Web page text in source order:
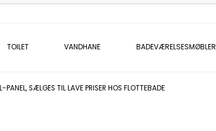
TOILET VANDHANE BADEVÆRELSESMØBLER
SÆLGES TIL LAVE PRISER HOS FLOTTEBADE